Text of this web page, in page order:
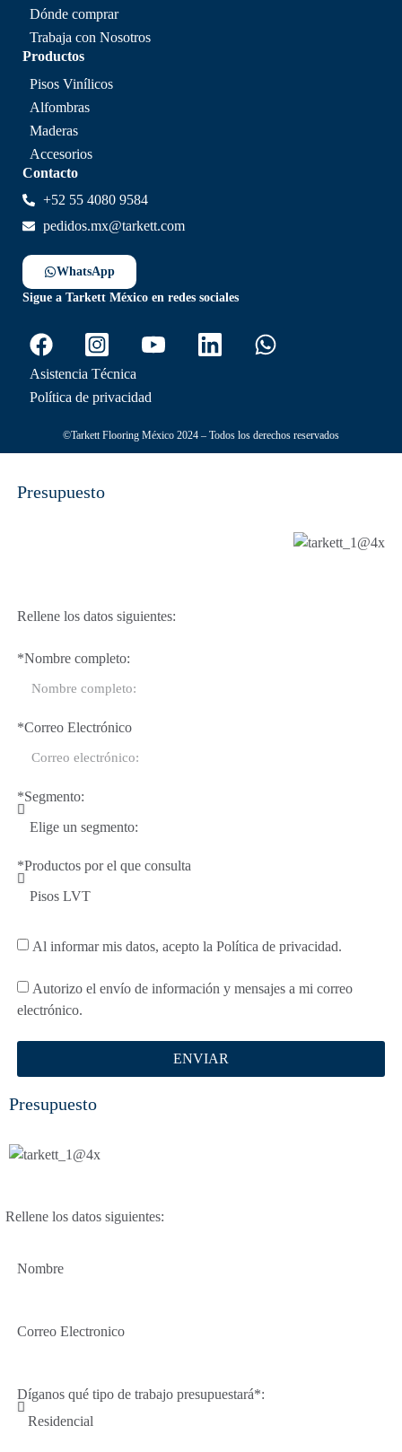
Dónde comprar
Trabaja con Nosotros
Productos
Pisos Vinílicos
Alfombras
Maderas
Accesorios
Contacto
+52 55 4080 9584
pedidos.mx@tarkett.com
WhatsApp
Sigue a Tarkett México en redes sociales
Asistencia Técnica
Política de privacidad
©Tarkett Flooring México 2024 – Todos los derechos reservados
Presupuesto
Rellene los datos siguientes:
*Nombre completo:
*Correo Electrónico
*Segmento:
*Productos por el que consulta
Al informar mis datos, acepto la Política de privacidad.
Autorizo ​​el envío de información y mensajes a mi correo
electrónico.
ENVIAR
Presupuesto
Rellene los datos siguientes:
Nombre
Correo Electronico
Díganos qué tipo de trabajo presupuestará*: